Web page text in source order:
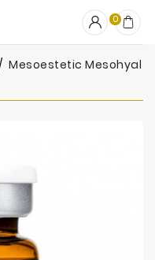
0
Mesoestetic Mesohyal